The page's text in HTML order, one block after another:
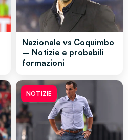
Nazionale vs Coquimbo
– Notizie e probabili
formazioni
NOTIZIE